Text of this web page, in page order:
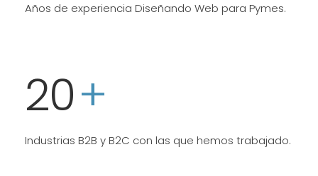
Años de experiencia Diseñando Web para Pymes.
20+
Industrias B2B y B2C con las que hemos trabajado.